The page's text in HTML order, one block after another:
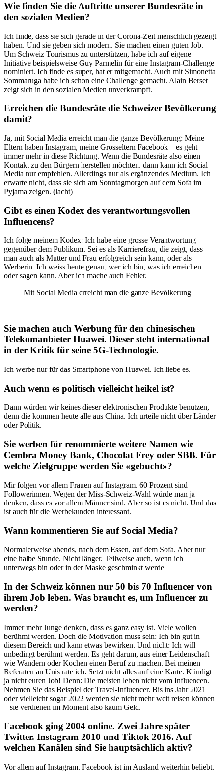
Wie finden Sie die Auftritte unserer Bundesräte in
den sozialen Medien?
Ich finde, dass sie sich gerade in der Corona-Zeit menschlich gezeigt
haben. Und sie geben sich modern. Sie machen einen guten Job.
Um Schweiz Tourismus zu unterstützen, habe ich auf eigene
Initiative beispielsweise Guy Parmelin für eine Instagram-Challenge
nominiert. Ich finde es super, hat er mitgemacht. Auch mit Simonetta
Sommaruga habe ich schon eine Challenge gemacht. Alain Berset
zeigt sich in den sozialen Medien unverkrampft.
Erreichen die Bundesräte die Schweizer Bevölkerung
damit?
Ja, mit Social Media erreicht man die ganze Bevölkerung: Meine
Eltern haben Instagram, meine Grosseltern Facebook – es geht
immer mehr in diese Richtung. Wenn die Bundesräte also einen
Kontakt zu den Bürgern herstellen möchten, dann kann ich Social
Media nur empfehlen. Allerdings nur als ergänzendes Medium. Ich
erwarte nicht, dass sie sich am Sonntagmorgen auf dem Sofa im
Pyjama zeigen. (lacht)
Gibt es einen Kodex des verantwortungsvollen
Influencens?
Ich folge meinem Kodex: Ich habe eine grosse Verantwortung
gegenüber dem Publikum. Sei es als Karrierefrau, die zeigt, dass
man auch als Mutter und Frau erfolgreich sein kann, oder als
Werberin. Ich weiss heute genau, wer ich bin, was ich erreichen
oder sagen kann. Aber ich mache auch Fehler.
Mit Social Media erreicht man die ganze Bevölkerung
Sie machen auch Werbung für den chinesischen
Telekomanbieter Huawei. Dieser steht international
in der Kritik für seine 5G-Technologie.
Ich werbe nur für das Smartphone von Huawei. Ich liebe es.
Auch wenn es politisch vielleicht heikel ist?
Dann würden wir keines dieser elektronischen Produkte benutzen,
denn die kommen heute alle aus China. Ich urteile nicht über Länder
oder Politik.
Sie werben für renommierte weitere Namen wie
Cembra Money Bank, Chocolat Frey oder SBB. Für
welche Zielgruppe werden Sie «gebucht»?
Mir folgen vor allem Frauen auf Instagram. 60 Prozent sind
Followerinnen. Wegen der Miss-Schweiz-Wahl würde man ja
denken, dass es vor allem Männer sind. Aber so ist es nicht. Und das
ist auch für die Werbekunden interessant.
Wann kommentieren Sie auf Social Media?
Normalerweise abends, nach dem Essen, auf dem Sofa. Aber nur
eine halbe Stunde. Nicht länger. Teilweise auch, wenn ich
unterwegs bin oder in der Maske geschminkt werde.
In der Schweiz können nur 50 bis 70 Influencer von
ihrem Job leben. Was braucht es, um Influencer zu
werden?
Immer mehr Junge denken, dass es ganz easy ist. Viele wollen
berühmt werden. Doch die Motivation muss sein: Ich bin gut in
diesem Bereich und kann etwas bewirken. Und nicht: Ich will
unbedingt berühmt werden. Es geht darum, aus einer Leidenschaft
wie Wandern oder Kochen einen Beruf zu machen. Bei meinen
Referaten an Unis rate ich: Setzt nicht alles auf eine Karte. Kündigt
ja nicht euren Job! Denn: Die meisten leben nicht vom Influencen.
Nehmen Sie das Beispiel der Travel-Influencer. Bis ins Jahr 2021
oder vielleicht sogar 2022 werden sie nicht mehr weit reisen können
– sie verdienen im Moment also kaum Geld.
Facebook ging 2004 online. Zwei Jahre später
Twitter. Instagram 2010 und Tiktok 2016. Auf
welchen Kanälen sind Sie hauptsächlich aktiv?
Vor allem auf Instagram. Facebook ist im Ausland weiterhin beliebt.